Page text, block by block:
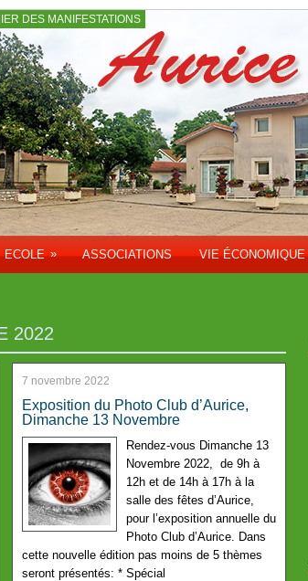
DES MANIFESTATIONS
ECOLE » ASSOCIATIONS VIE ÉCONOMIQUE
2022
7 novembre 2022
Exposition du Photo Club d’Aurice,
Dimanche 13 Novembre
Rendez-vous Dimanche 13
Novembre 2022, de 9h à
12h et de 14h à 17h à la
salle des fêtes d’Aurice,
pour l’exposition annuelle du
Photo Club d’Aurice. Dans
cette nouvelle édition pas moins de 5 thèmes
seront présentés: * Spécial